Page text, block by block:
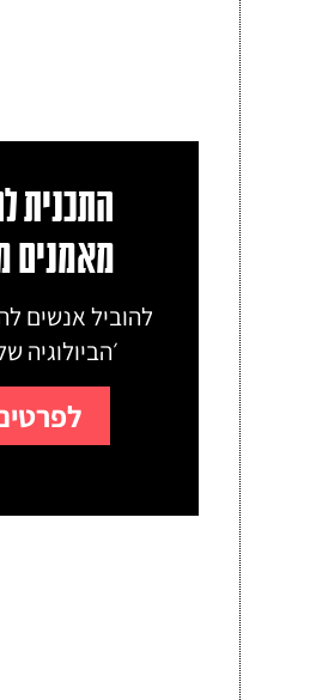
התכנית
מאמנים
להוביל אנשים
׳הביולוגיה